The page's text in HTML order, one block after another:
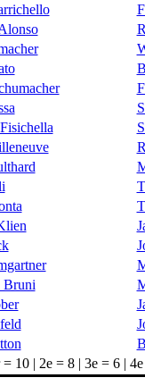
Bruni
10 | 2e = 8 | 3e = 6 |